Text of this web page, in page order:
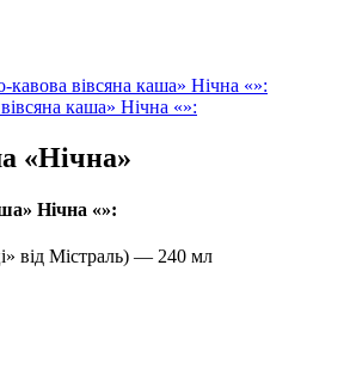
кавова вівсяна каша» Нічна «»:
каша» Нічна «»:
«Нічна»
Нічна «»:
від Містраль) — 240 мл